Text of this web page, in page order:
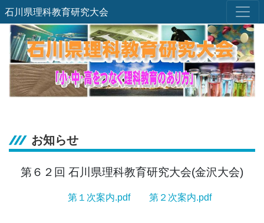
石川県理科教育研究大会
お知らせ
第６２回 石川県理科教育研究大会(金沢大会)
第１次案内.pdf 第２次案内.pdf